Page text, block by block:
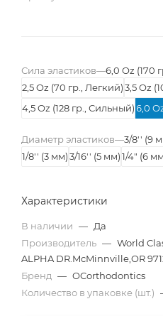
Сила эластиков—6,0 Oz (170
2,5 Oz (70 гр., Легкий)3,5 Oz
4,5 Oz (128 гр., Сильный) 6,0
Диаметр эластиков—3/8'' (9
1/8'' (3 мм)3/16'' (5 мм)1/4" (6
Характеристики
В наличии — Да
Производитель — World
ALPHA DR.McMinnville,OR
Бренд — OCorthodontics
Количество в упаковке (шт.)